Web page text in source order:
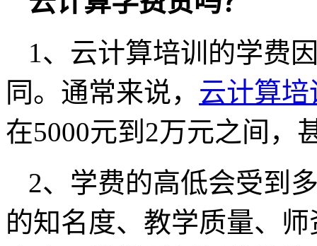
1、云计算培训的学费
同。通常来说， 云计算培
在5000元到2万元之间，
2、学费的高低会受到
的知名度、教学质量、